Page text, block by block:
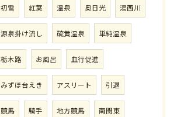
初雪 紅葉 温泉 奥日光 湯西川
源泉掛け流し 硫黄温泉 単純温泉
栃木路 お風呂 血行促進
みずほ台えき アスリート 引退
競馬 騎手 地方競馬 南関東